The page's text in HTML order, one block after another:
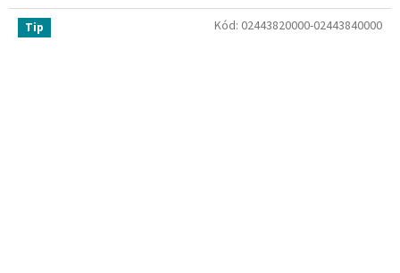
Tip Kód: 02443820000-02443840000